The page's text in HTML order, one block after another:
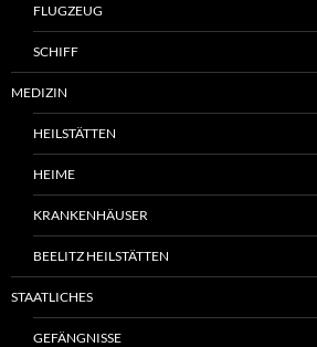
FLUGZEUG
SCHIFF
MEDIZIN
HEILSTÄTTEN
HEIME
KRANKENHÄUSER
BEELITZ HEILSTÄTTEN
STAATLICHES
GEFÄNGNISSE